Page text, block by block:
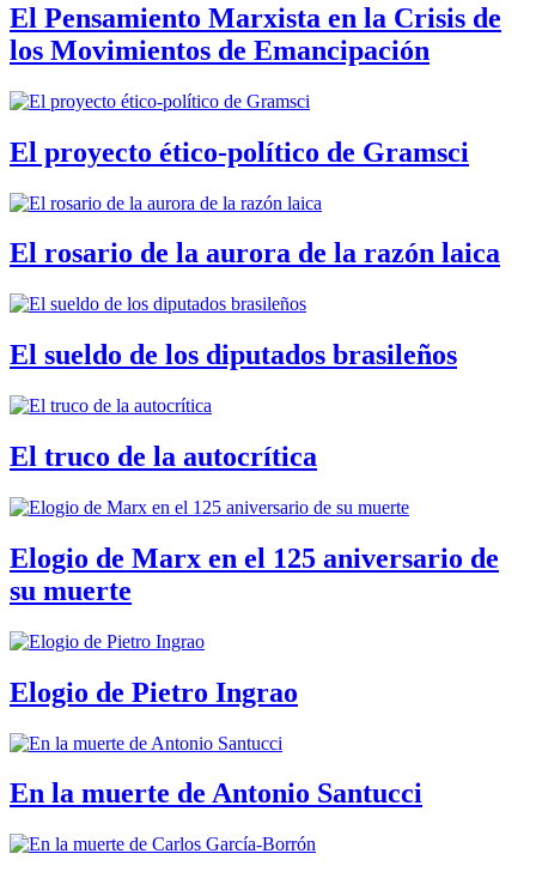
El Pensamiento Marxista en la Crisis de
los Movimientos de Emancipación
El proyecto ético-político de Gramsci
El rosario de la aurora de la razón laica
El sueldo de los diputados brasileños
El truco de la autocrítica
Elogio de Marx en el 125 aniversario de
su muerte
Elogio de Pietro Ingrao
En la muerte de Antonio Santucci